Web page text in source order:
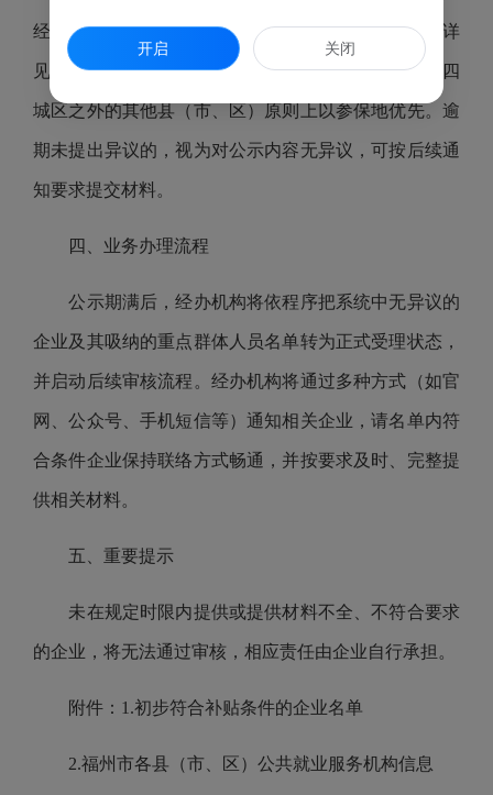
经营地的县（市、区）公共就业服务机构书面反馈（详
见附件2）；四城区原则上以营业执照注册地优先，四
城区之外的其他县（市、区）原则上以参保地优先。逾
期未提出异议的，视为对公示内容无异议，可按后续通
知要求提交材料。
四、业务办理流程
公示期满后，经办机构将依程序把系统中无异议的
企业及其吸纳的重点群体人员名单转为正式受理状态，
并启动后续审核流程。经办机构将通过多种方式（如官
网、公众号、手机短信等）通知相关企业，请名单内符
合条件企业保持联络方式畅通，并按要求及时、完整提
供相关材料。
五、重要提示
未在规定时限内提供或提供材料不全、不符合要求
的企业，将无法通过审核，相应责任由企业自行承担。
附件：1.初步符合补贴条件的企业名单
2.福州市各县（市、区）公共就业服务机构信息
开启 关闭